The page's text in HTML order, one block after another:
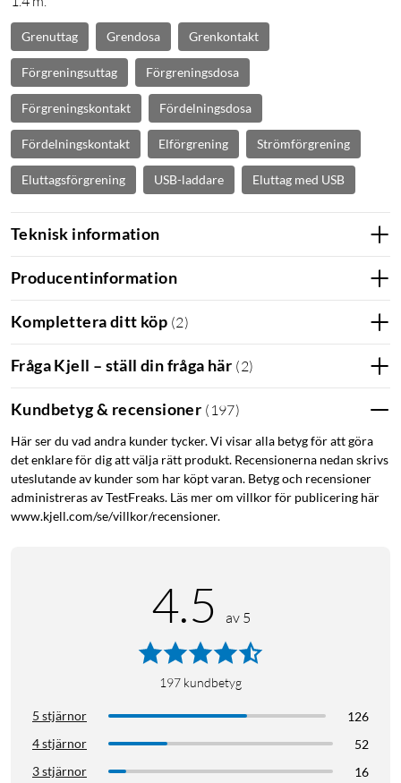
Grenuttag Grendosa Grenkontakt
Förgreningsuttag Förgreningsdosa
Förgreningskontakt Fördelningsdosa
Fördelningskontakt Elförgrening Strömförgrening
Eluttagsförgrening USB-laddare Eluttag med USB
Teknisk information
Producentinformation
Komplettera ditt köp (2)
Fråga Kjell – ställ din fråga här (2)
Kundbetyg & recensioner ( 197)
Här ser du vad andra kunder tycker. Vi visar alla betyg för att göra
det enklare för dig att välja rätt produkt. Recensionerna nedan skrivs
uteslutande av kunder som har köpt varan. Betyg och recensioner
administreras av TestFreaks. Läs mer om villkor för publicering här
www.kjell.com/se/villkor/recensioner.
4.5 av 5
197 kundbetyg
5 stjärnor
126
4 stjärnor
52
3 stjärnor
16